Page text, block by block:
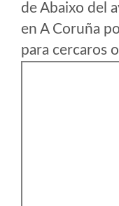
de Abaixo del
en A Coruña
para cercaros